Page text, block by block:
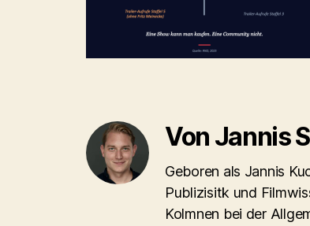
Von Jannis
Geboren als Jannis
Publizisitk und
Kolmnen bei der